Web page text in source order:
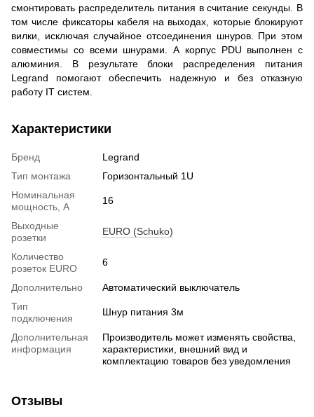
смонтировать распределитель питания в считание секунды. В
том числе фиксаторы кабеля на выходах, которые блокируют
вилки, исключая случайное отсоединения шнуров. При этом
совместимы со всеми шнурами. А корпус PDU выполнен с
алюминия. В результате блоки распределения питания
Legrand помогают обеспечить надежную и без отказную
работу IT систем.
Характеристики
Бренд
Legrand
Тип монтажа
Горизонтальный 1U
Номинальная
мощность, А
16
Выходные
розетки
EURO (Schuko)
Количество
розеток EURO
6
Дополнительно
Автоматический выключатель
Тип
подключения
Шнур питания 3м
Дополнительная
информация
Производитель может изменять свойства,
характеристики, внешний вид и
комплектацию товаров без уведомления
Отзывы